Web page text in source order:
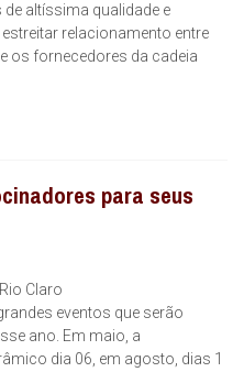
altíssima qualidade e
relacionamento entre
os fornecedores da cadeia
para seus
Claro
eventos que serão
ano. Em maio, a
dia 06, em agosto, dias 1